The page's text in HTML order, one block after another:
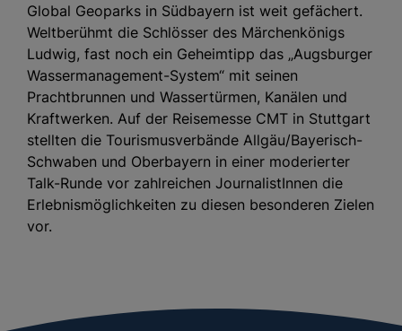
Global Geoparks in Südbayern ist weit gefächert.
Weltberühmt die Schlösser des Märchenkönigs
Ludwig, fast noch ein Geheimtipp das „Augsburger
Wassermanagement-System“ mit seinen
Prachtbrunnen und Wassertürmen, Kanälen und
Kraftwerken. Auf der Reisemesse CMT in Stuttgart
stellten die Tourismusverbände Allgäu/Bayerisch-
Schwaben und Oberbayern in einer moderierter
Talk-Runde vor zahlreichen JournalistInnen die
Erlebnismöglichkeiten zu diesen besonderen Zielen
vor.